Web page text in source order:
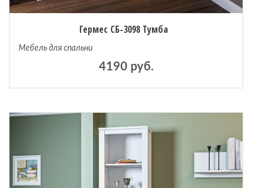
Гермес СБ-3098 Тумба
Мебель для спальни
4190 руб.